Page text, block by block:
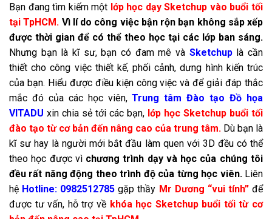
Bạn đang tìm kiếm một lớp học dạy Sketchup vào buổi tối
tại TpHCM. Vì lí do công việc bận rộn bạn không sắp xếp
được thời gian để có thể theo học tại các lớp ban sáng.
Nhưng bạn là kĩ sư, bạn có đam mê và Sketchuplà cần
thiết cho công việc thiết kế, phối cảnh, dưng hình kiến trúc
của bạn. Hiểu được điều kiện công việc và để giải đáp thắc
mắc đó của các học viên,Trung tâm Đào tạo Đồ họa
VITADU xin chia sẻ tới các bạn, lớp học Sketchup buổi tối
đào tạo từ cơ bản đến nâng cao của trung tâm. Dù bạn là
kĩ sư hay là người mới bắt đầu làm quen với 3D đều có thể
theo học được vì chương trình dạy và học của chúng tôi
đều rất năng động theo trình độ của từng học viên. Liên
hệ Hotline: 0982512785 gặp thầy Mr Dương “vui tính” để
được tư vấn, hỗ trợ về khóa học Sketchup buổi tối từ cơ